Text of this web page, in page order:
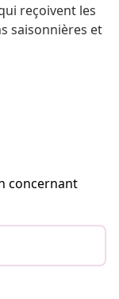
reçoivent les
saisonnières et
concernant